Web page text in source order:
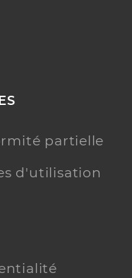
partielle
d'utilisation